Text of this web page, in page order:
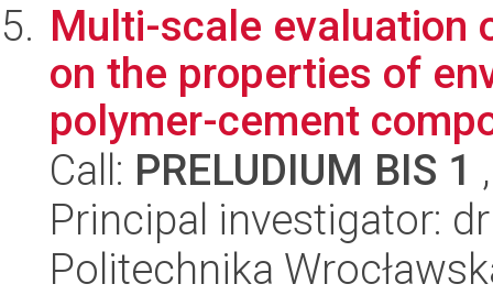
Multi-scale evaluation
on the properties of
polymer-cement
Call: PRELUDIUM BIS 1
Principal investigator:
Politechnika